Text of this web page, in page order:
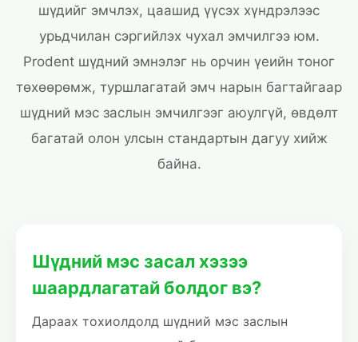
шүдийг эмчлэх, цаашид үүсэх хүндрэлээс
урьдчилан сэргийлэх чухал эмчилгээ юм.
Prodent шүдний эмнэлэг нь орчин үеийн тоног
төхөөрөмж, туршлагатай эмч нарын багтайгаар
шүдний мэс заслын эмчилгээг аюулгүй, өвдөлт
багатай олон улсын стандартын дагуу хийж
байна.
Шүдний мэс засал хэзээ
шаардлагатай болдог вэ?
Дараах тохиолдолд шүдний мэс заслын